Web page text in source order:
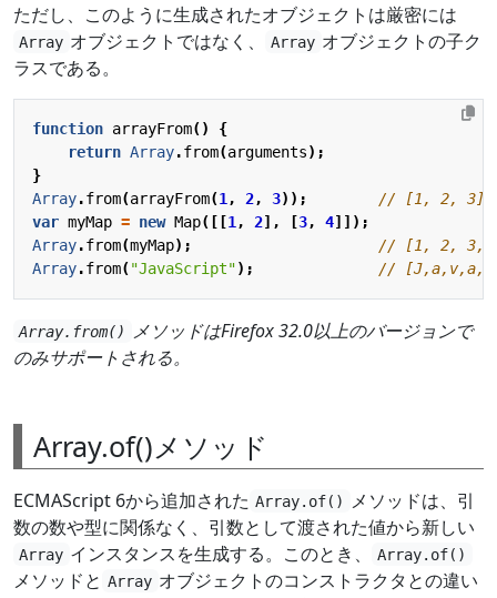
ただし、このように生成されたオブジェクトは厳密には
Array オブジェクトではなく、 Array オブジェクトの子ク
ラスである。
function arrayFrom()
{
return Array.from(arguments);
}
Array.from(arrayFrom(1 , 2, 3));
var myMap = new Map([[1 , 2], [3, 4]]);
Array.from(myMap);
Array.from("JavaScript");
Array.from()
メソッドはFirefox 32.0以上のバージョンで
のみサポートされる。
Array.of()メソッド
ECMAScript 6から追加された Array.of()
メソッドは、引
数の数や型に関係なく、引数として渡された値から新しい
Array インスタンスを生成する。このとき、 Array.of()
メソッドと Array オブジェクトのコンストラクタとの違い